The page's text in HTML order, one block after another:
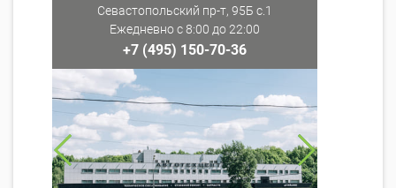
Севастопольский пр-т, 95Б с.1
Ежедневно с 8:00 до 22:00
+7 (495) 150-70-36